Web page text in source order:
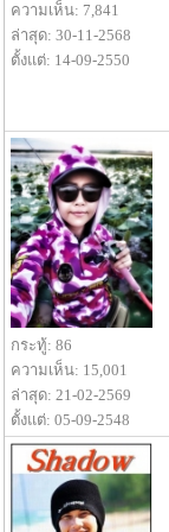
ความเห็น: 7,841
ล่าสุด: 30-11-2568
ตั้งแต่: 14-09-2550
กระทู้: 86
ความเห็น: 15,001
ล่าสุด: 21-02-2569
ตั้งแต่: 05-09-2548